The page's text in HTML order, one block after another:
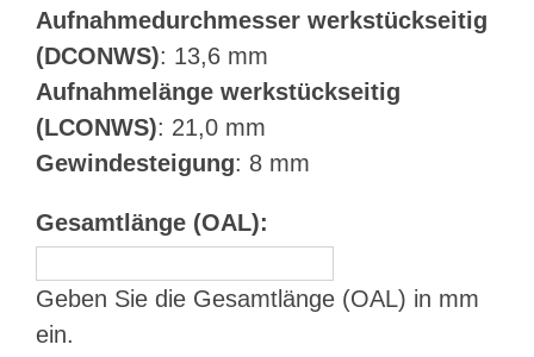
Aufnahmedurchmesser werkstückseitig
(DCONWS): 13,6 mm
Aufnahmelänge werkstückseitig
(LCONWS): 21,0 mm
Gewindesteigung: 8 mm
Gesamtlänge (OAL):
Geben Sie die Gesamtlänge (OAL) in mm
ein.